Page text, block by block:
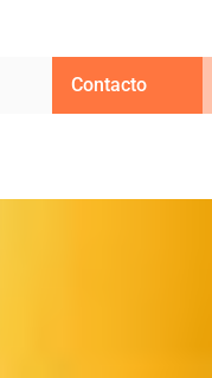
Contacto